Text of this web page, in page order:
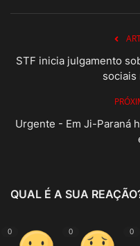
STF inicia julgamento
sociais
Urgente - Em Ji-Paraná
QUAL É A SUA
0 0 0